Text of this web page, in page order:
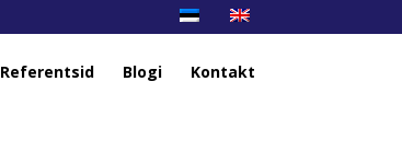
Referentsid Blogi Kontakt